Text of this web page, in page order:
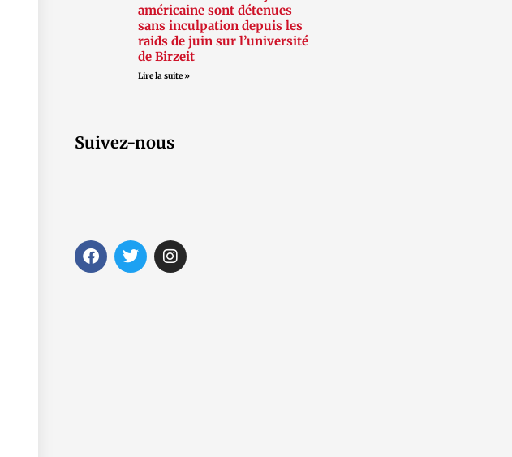
américaine sont détenues
sans inculpation depuis les
raids de juin sur l’université
de Birzeit
Lire la suite »
Suivez-nous
F
a
T
w
I
n